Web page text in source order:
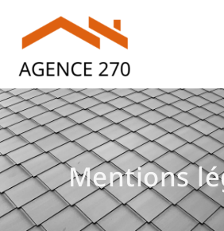
Mentions